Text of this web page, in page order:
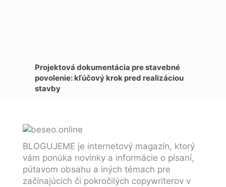
Projektová dokumentácia pre stavebné
povolenie: kľúčový krok pred realizáciou
stavby
BLOGUJEME je internetový magazín, ktorý
vám ponúka novinky a informácie o písaní,
pútavom obsahu a iných témach pre
začínajúcich či pokročilých copywriterov v